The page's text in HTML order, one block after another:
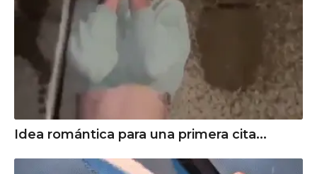
Idea romántica para una primera cita...